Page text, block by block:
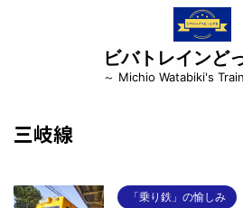
ビバトレインど
～ Michio Watabiki's
三岐線
「乗り鉄」の愉しみ